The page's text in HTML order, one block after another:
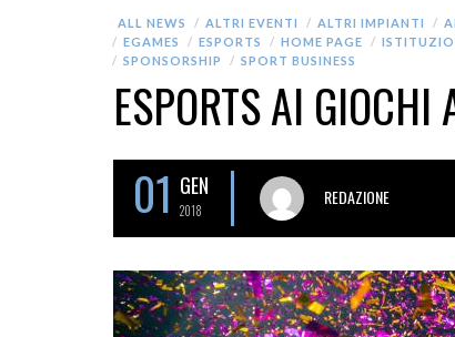
ALL NEWS ALTRI EVENTI ALTRI IMPIANTI
EGAMES
ESPORTS HOME PAGE
SPONSORSHIP
SPORT BUSINESS
ESPORTS AI
01 GEN
2018
REDAZIONE